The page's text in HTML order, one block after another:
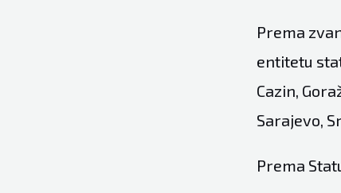
Prema
entitetu
Cazin,
Sarajevo,
Prema